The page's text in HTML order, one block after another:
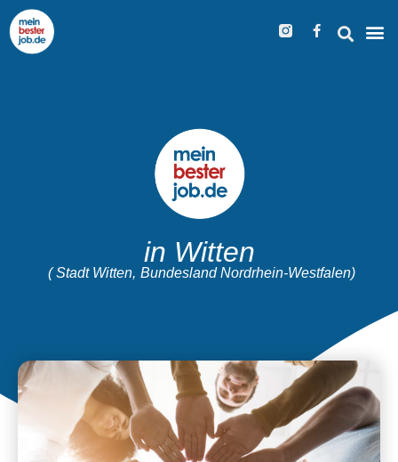
in Witten
( Stadt Witten, Bundesland Nordrhein-Westfalen)